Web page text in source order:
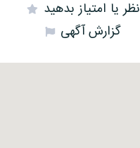
نظر یا امتیاز بدهید
گزارش آگهی